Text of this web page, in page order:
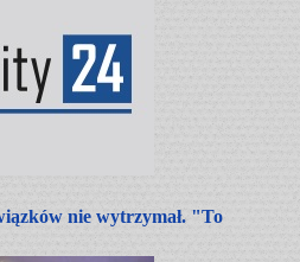
nie wytrzymał. "To